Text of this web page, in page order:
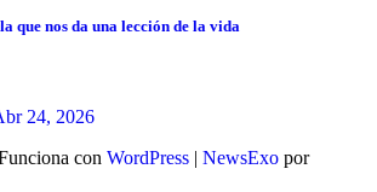
que nos da una lección de la vida
24, 2026
con WordPress | NewsExo por